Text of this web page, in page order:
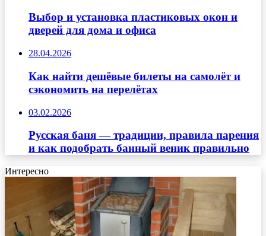
Выбор и установка пластиковых окон и
дверей для дома и офиса
28.04.2026
Как найти дешёвые билеты на самолёт и
сэкономить на перелётах
03.02.2026
Русская баня — традиции, правила парения
и как подобрать банный веник правильно
Интересно